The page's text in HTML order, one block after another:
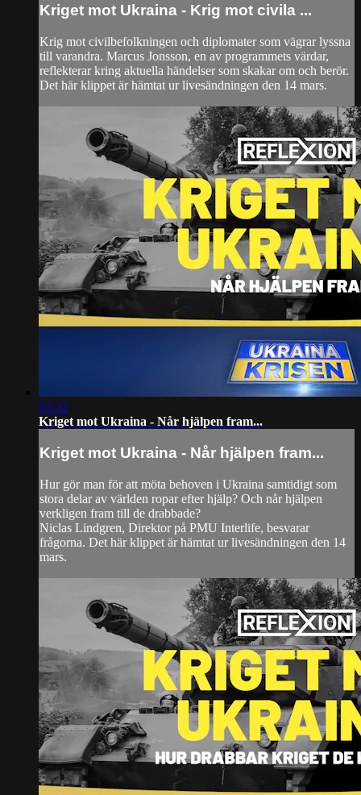
Kriget mot Ukraina - Krig mot civila ...
Krig mot civilbefolkningen och diplomater som vägrar lyssna
till varandra. Marcus Jonsson, en av programmets värdar,
reflekterar kring aktuella händelser som skakar om och berör.
Det här klippet är hämtat ur livesändningen den 14 mars.
03:32
Kriget mot Ukraina - Når hjälpen fram...
Kriget mot Ukraina - Når hjälpen fram...
Hur gör man för att möta behoven i Ukraina samtidigt som
stora delar av världen ropar efter hjälp? Och når hjälpen
verkligen fram till de drabbade?
Niclas Lindgren, Direktor på PMU Interlife, besvarar
frågorna. Det här klippet är hämtat ur livesändningen den 14
mars.